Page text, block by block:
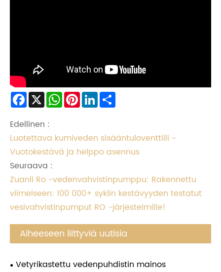
Facebook
X WhatsApp
PinterestLinkedIn
Edellinen :
Luotettava kumiveden sisääntuloventtiili -
Vuotokestävä ja helppo asennus
Seuraava :
Zuanli Ro -vedenvahvistinpumppu: Rakennettu
viimeiseen: 100 000+ syklin kestävyyden testatut
vesivahvistinpumput RO -järjestelmille!
Aiheeseen liittyviä uutisia
Vetyrikastettu vedenpuhdistin mainos